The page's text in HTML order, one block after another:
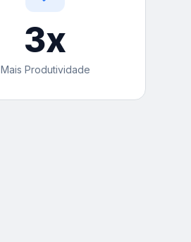
3x
Mais Produtividade